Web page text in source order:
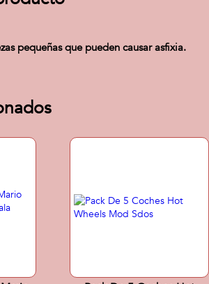
pequeñas que pueden causar asfixia.